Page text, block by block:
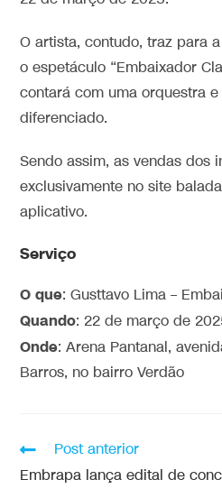
O artista, contudo, traz para
o espetáculo “Embaixador
contará com uma orquestra
diferenciado.
Sendo assim, as vendas dos
exclusivamente no site
aplicativo.
Serviço
O que: Gusttavo Lima –
Quando: 22 de março de
Onde: Arena Pantanal,
Barros, no bairro Verdão
Post anterior
Embrapa lança edital de